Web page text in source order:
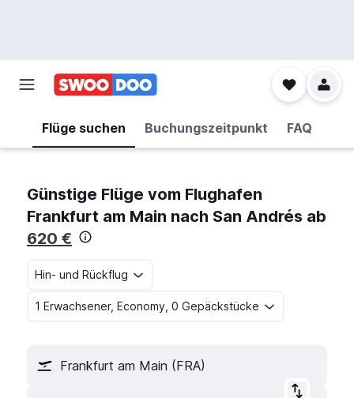
Flüge suchen Buchungszeitpunkt FAQ
Günstige Flüge vom Flughafen
Frankfurt am Main nach San Andrés ab
620 €
Hin- und Rückflug
1 Erwachsener, Economy, 0 Gepäckstücke
Frankfurt am Main (FRA)